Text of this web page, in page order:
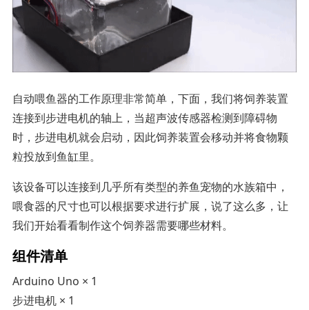
自动喂鱼器的工作原理非常简单，下面，我们将饲养装置
连接到步进电机的轴上，当超声波传感器检测到障碍物
时，步进电机就会启动，因此饲养装置会移动并将食物颗
粒投放到鱼缸里。
该设备可以连接到几乎所有类型的养鱼宠物的水族箱中，
喂食器的尺寸也可以根据要求进行扩展，说了这么多，让
我们开始看看制作这个饲养器需要哪些材料。
组件清单
Arduino Uno × 1
步进电机 × 1